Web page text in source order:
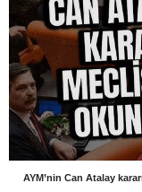
AYM’nin Can Atalay